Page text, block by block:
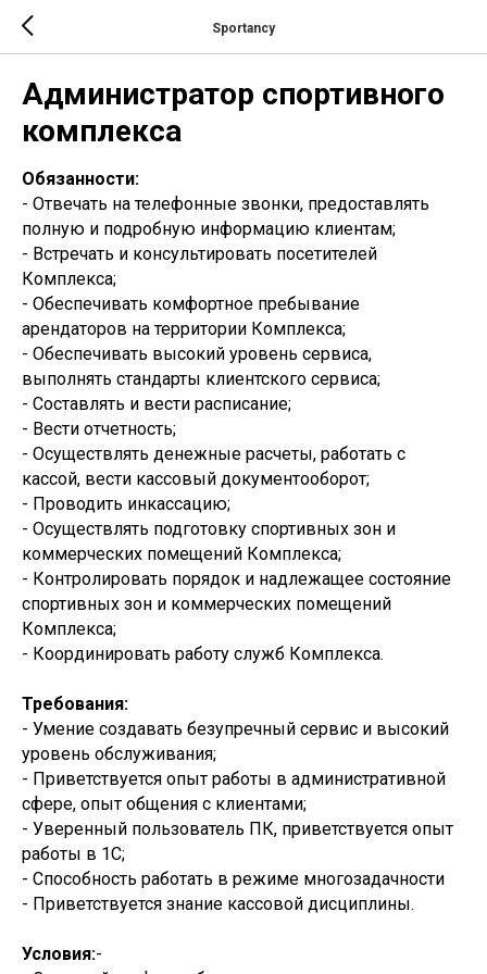
Sportancy
Администратор спортивного
комплекса
Обязанности:
- Отвечать на телефонные звонки, предоставлять
полную и подробную информацию клиентам;
- Встречать и консультировать посетителей
Комплекса;
- Обеспечивать комфортное пребывание
арендаторов на территории Комплекса;
- Обеспечивать высокий уровень сервиса,
выполнять стандарты клиентского сервиса;
- Составлять и вести расписание;
- Вести отчетность;
- Осуществлять денежные расчеты, работать с
кассой, вести кассовый документооборот;
- Проводить инкассацию;
- Осуществлять подготовку спортивных зон и
коммерческих помещений Комплекса;
- Контролировать порядок и надлежащее состояние
спортивных зон и коммерческих помещений
Комплекса;
- Координировать работу служб Комплекса.
Требования:
- Умение создавать безупречный сервис и высокий
уровень обслуживания;
- Приветствуется опыт работы в административной
сфере, опыт общения с клиентами;
- Уверенный пользователь ПК, приветствуется опыт
работы в 1С;
- Способность работать в режиме многозадачности
- Приветствуется знание кассовой дисциплины.
Условия:-